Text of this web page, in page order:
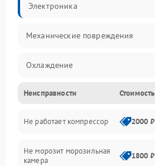
Электроника
Механические повреждения
Охлаждение
Механика
Электропитание
Дренаж
Неисправности Стоимость
Не работает компрессор 2000 ₽
Не морозит морозильная
камера
1800 ₽